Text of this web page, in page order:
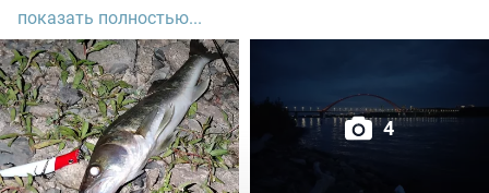
правый берег).
Отдыхающего люда просто тьма, и на берегу ,и на
воде. Сапы, катера, гидроциклы всяких мастей
поднимали нехилую волну до самой темноты.
По сути: рыбалил только на спиннинг, помощниками
показать полностью...
4